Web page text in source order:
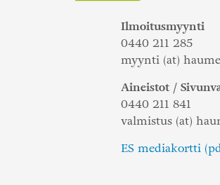
Ilmoitusmyynti
0440 211 285
myynti (at)
Aineistot /
0440 211 841
valmistus (at)
ES mediakortti